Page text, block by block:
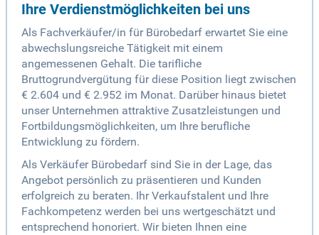
Ihre Verdienstmöglichkeiten bei uns
Als Fachverkäufer/in für Bürobedarf erwartet Sie eine
abwechslungsreiche Tätigkeit mit einem
angemessenen Gehalt. Die tarifliche
Bruttogrundvergütung für diese Position liegt zwischen
€ 2.604 und € 2.952 im Monat. Darüber hinaus bietet
unser Unternehmen attraktive Zusatzleistungen und
Fortbildungsmöglichkeiten, um Ihre berufliche
Entwicklung zu fördern.
Als Verkäufer Bürobedarf sind Sie in der Lage, das
Angebot persönlich zu präsentieren und Kunden
erfolgreich zu beraten. Ihr Verkaufstalent und Ihre
Fachkompetenz werden bei uns wertgeschätzt und
entsprechend honoriert. Wir bieten Ihnen eine